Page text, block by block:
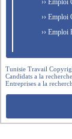
›› Emploi
›› Emploi
›› Emploi
Tunisie Travail
Candidats a la
Entreprises a la